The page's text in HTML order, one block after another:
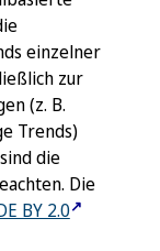
einzelner
zur
(z. B.
Trends)
die
Die
BY 2.0↗